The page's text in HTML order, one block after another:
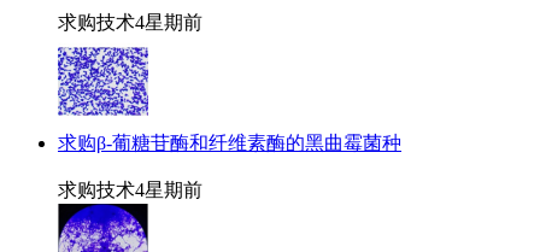
求购技术4星期前
求购β-葡糖苷酶和纤维素酶的黑曲霉菌种
求购技术4星期前